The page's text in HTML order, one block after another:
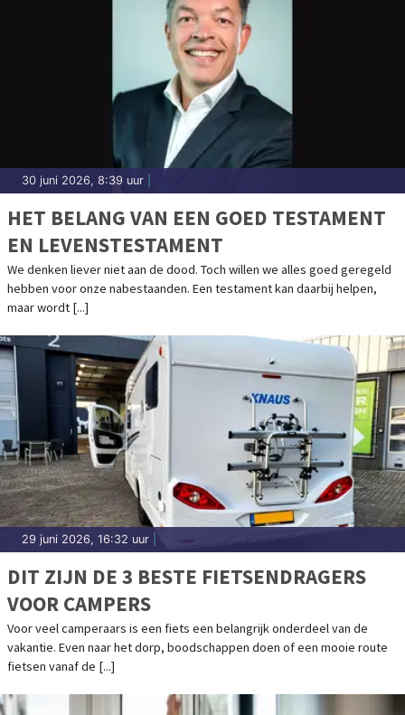
30 juni 2026, 8:39 uur
HET BELANG VAN EEN GOED TESTAMENT
EN LEVENSTESTAMENT
We denken liever niet aan de dood. Toch willen we alles goed geregeld
hebben voor onze nabestaanden. Een testament kan daarbij helpen,
maar wordt [...]
29 juni 2026, 16:32 uur
DIT ZIJN DE 3 BESTE FIETSENDRAGERS
VOOR CAMPERS
Voor veel camperaars is een fiets een belangrijk onderdeel van de
vakantie. Even naar het dorp, boodschappen doen of een mooie route
fietsen vanaf de [...]